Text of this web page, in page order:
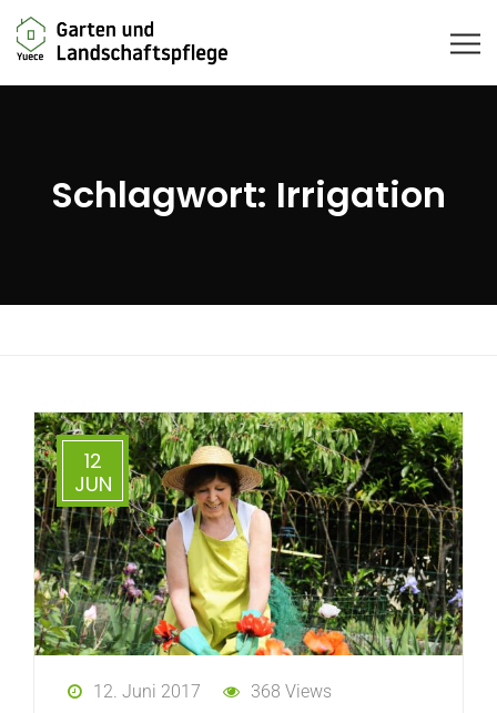
Schlagwort: Irrigation
12
JUN
12. Juni 2017 368 Views